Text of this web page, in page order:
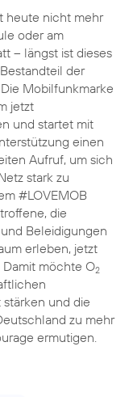
heute nicht mehr
oder am
– längst ist dieses
der
Mobilfunkmarke
jetzt
und startet mit
einen
Aufruf, um sich
stark zu
#LOVEMOB
die
Beleidigungen
erleben, jetzt
möchte O2
und die
zu mehr
ermutigen.